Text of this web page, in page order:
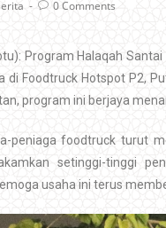
0 Comments
Program Halaqah
di Foodtruck Hotspot P2,
program ini berjaya
peniaga foodtruck turut
setinggi-tinggi
usaha ini terus